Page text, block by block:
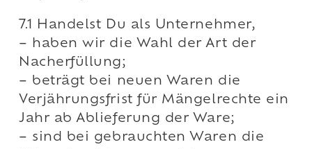
7.1 Handelst Du als Unternehmer,
– haben wir die Wahl der Art der
Nacherfüllung;
– beträgt bei neuen Waren die
Verjährungsfrist für Mängelrechte ein
Jahr ab Ablieferung der Ware;
– sind bei gebrauchten Waren die